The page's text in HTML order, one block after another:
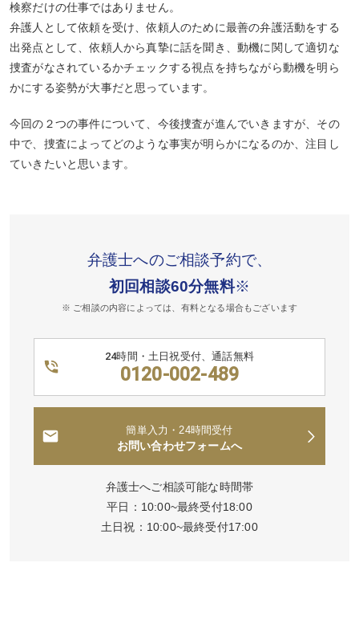
検察だけの仕事ではありません。
弁護人として依頼を受け、依頼人のために最善の弁護活動をする
出発点として、依頼人から真摯に話を聞き、動機に関して適切な
捜査がなされているかチェックする視点を持ちながら動機を明ら
かにする姿勢が大事だと思っています。
今回の２つの事件について、今後捜査が進んでいきますが、その
中で、捜査によってどのような事実が明らかになるのか、注目し
ていきたいと思います。
弁護士へのご相談予約で、
初回相談60分無料※
※ ご相談の内容によっては、有料となる場合もございます
24時間・土日祝受付、通話無料
0120-002-489
簡単入力・24時間受付
お問い合わせフォームへ
弁護士へご相談可能な時間帯
平日：10:00~最終受付18:00
土日祝：10:00~最終受付17:00